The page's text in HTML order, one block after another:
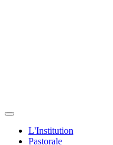
L'Institution
Pastorale